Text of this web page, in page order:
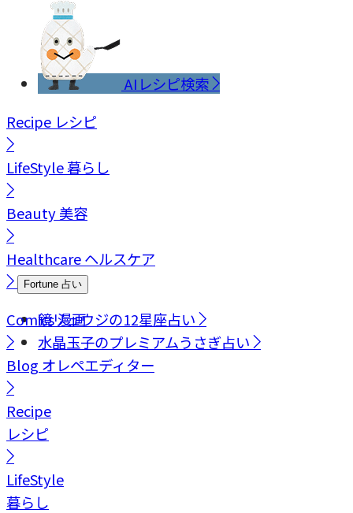
AIレシピ検索
Recipe レシピ
LifeStyle暮らし
Beauty美容
Healthcareヘルスケア
Fortune 占い
鏡リュウジの12星座占い
水晶玉子のプレミアムうさぎ占い
Comics漫画
Blog オレペエディター
Recipe
レシピ
LifeStyle
暮らし